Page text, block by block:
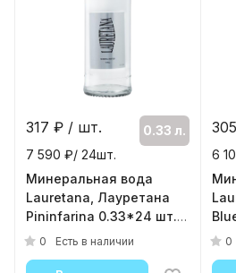
317 ₽ / шт.
0.33 л.
7 590 ₽/ 24шт.
Минеральная вода
Lauretana, Лауретана
Pininfarina 0.33*24 шт.
(Стекло) Без газа
0 Есть в наличии
305
6
0